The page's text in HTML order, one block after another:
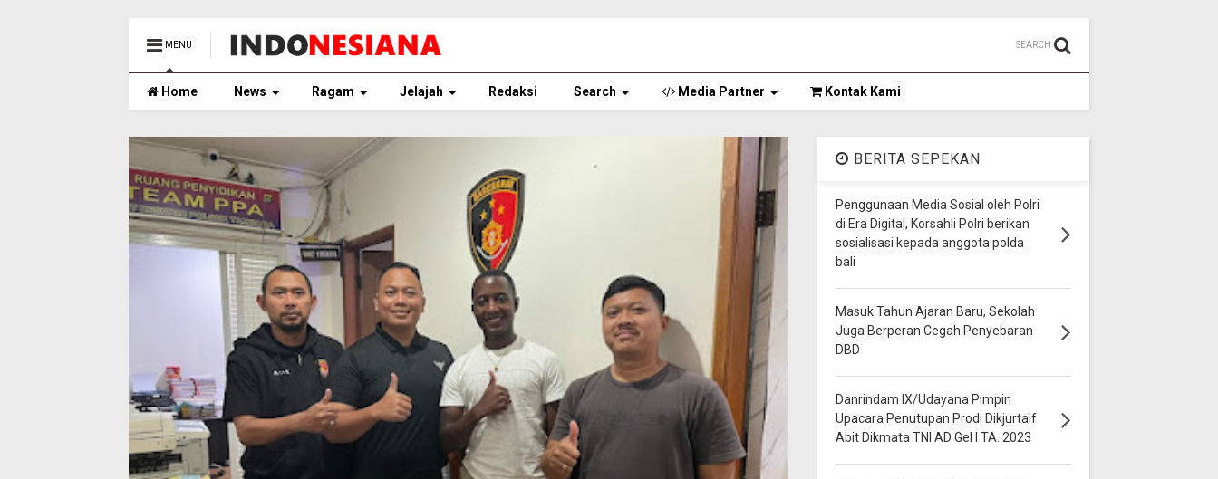
MENU SEARCH
Home News Ragam Jelajah Redaksi Search Media Partner Kontak Kami
BERITA SEPEKAN
Penggunaan Media Sosial oleh Polri
di Era Digital, Korsahli Polri berikan
sosialisasi kepada anggota polda
bali
Masuk Tahun Ajaran Baru, Sekolah
Juga Berperan Cegah Penyebaran
DBD
Danrindam IX/Udayana Pimpin
Upacara Penutupan Prodi Dikjurtaif
Abit Dikmata TNI AD Gel I TA. 2023